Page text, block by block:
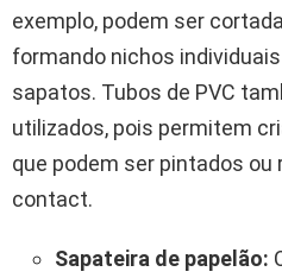
exemplo, podem ser
formando nichos
sapatos. Tubos de PVC
utilizados, pois permitem
que podem ser pintados ou
contact.
Sapateira de papelão: